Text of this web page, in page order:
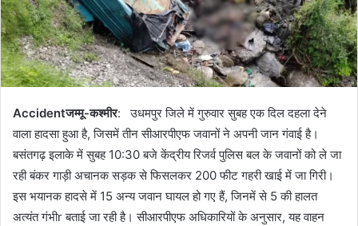
Accidentजम्मू-कश्मीर: उधमपुर जिले में गुरुवार सुबह एक दिल दहला देने
वाला हादसा हुआ है, जिसमें तीन सीआरपीएफ जवानों ने अपनी जान गंवाई है।
बसंतगढ़ इलाके में सुबह 10:30 बजे केंद्रीय रिजर्व पुलिस बल के जवानों को ले जा
रही बंकर गाड़ी अचानक सड़क से फिसलकर 200 फीट गहरी खाई में जा गिरी।
इस भयानक हादसे में 15 अन्य जवान घायल हो गए हैं, जिनमें से 5 की हालत
अत्यंत गंभीr बताई जा रही है। सीआरपीएफ अधिकारियों के अनुसार, यह वाहन